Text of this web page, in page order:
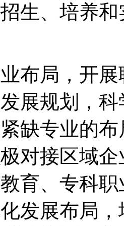
生、培养
布局，开
展规划，
缺专业的
对接区域
育、专科
发展布局